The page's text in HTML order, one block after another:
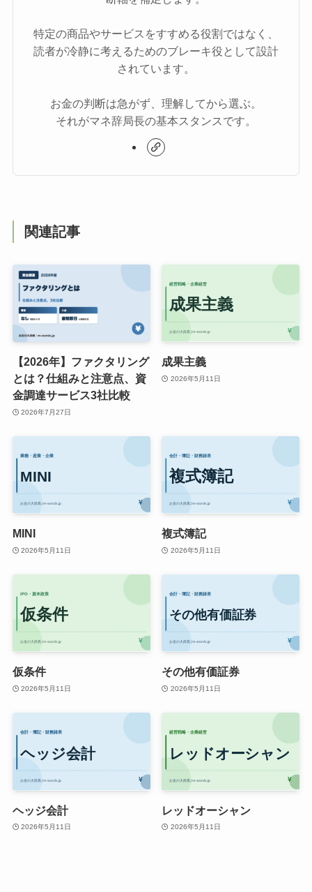
特定の商品やサービスをすすめる役割ではなく、
読者が冷静に考えるためのブレーキ役として設計
されています。
お金の判断は急がず、理解してから選ぶ。
それがマネ辞局長の基本スタンスです。
関連記事
【2026年】ファクタリング
とは？仕組みと注意点、資
金調達サービス3社比較
2026年7月27日
成果主義
2026年5月11日
MINI
2026年5月11日
複式簿記
2026年5月11日
仮条件
2026年5月11日
その他有価証券
2026年5月11日
ヘッジ会計
2026年5月11日
レッドオーシャン
2026年5月11日